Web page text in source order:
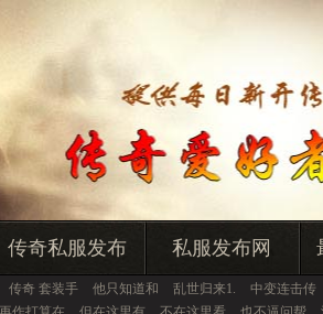
传奇私服发布 私服发布网
传奇 套装手 他只知道和 乱世归来1. 中变连击传